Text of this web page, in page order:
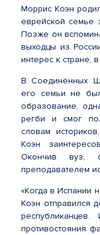
Моррис Коэн
еврейской семье
Позже он
выходцы из
интерес к стране,
В Соединённых
его семьи не
образование,
регби и смог
словам
Коэн
Окончив вуз,
преподавателем
«Когда в Испании
Коэн отправился
противостояния